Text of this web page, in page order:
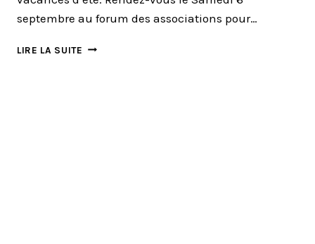
septembre au forum des associations pour…
LIRE LA SUITE FIN